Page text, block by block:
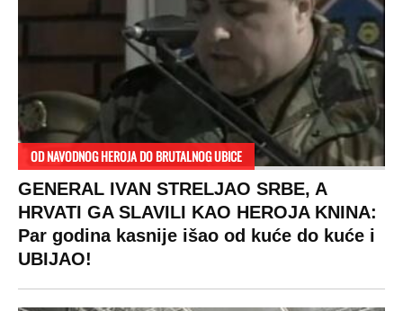
OD NAVODNOG HEROJA DO BRUTALNOG UBICE
GENERAL IVAN STRELJAO SRBE, A
HRVATI GA SLAVILI KAO HEROJA KNINA:
Par godina kasnije išao od kuće do kuće i
UBIJAO!